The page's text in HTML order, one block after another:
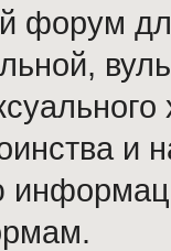
форум
и